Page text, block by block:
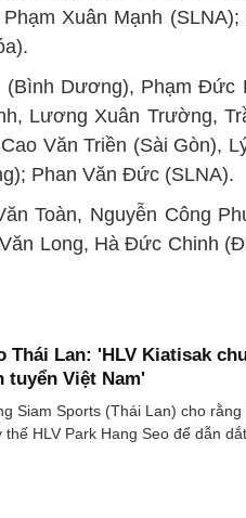
Xuân Mạnh
Dương), Phạm Đức
Lương Xuân Trường,
Văn Triền (Sài Gòn),
Phan Văn Đức (SLNA).
Toàn, Nguyễn Công
Long, Hà Đức Chinh
Thái Lan: 'HLV Kiatisak
tuyển Việt Nam'
Siam Sports (Thái Lan) cho
thế HLV Park Hang Seo để dẫn